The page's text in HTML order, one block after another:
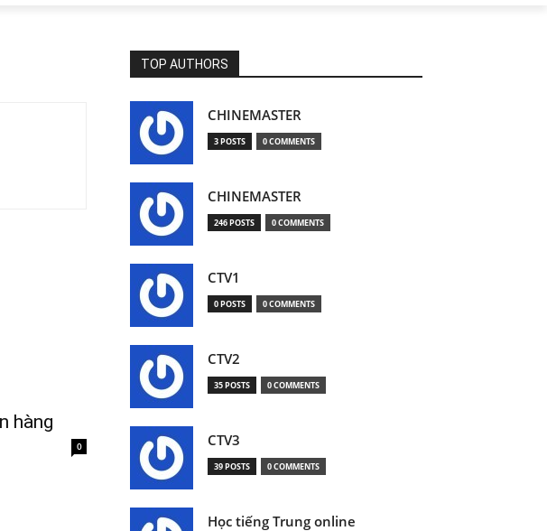
hàng
0
TOP AUTHORS
CHINEMASTER
3 POSTS 0 COMMENTS
CHINEMASTER
246 POSTS 0 COMMENTS
CTV1
0 POSTS 0 COMMENTS
CTV2
35 POSTS 0 COMMENTS
CTV3
39 POSTS 0 COMMENTS
Học tiếng Trung online